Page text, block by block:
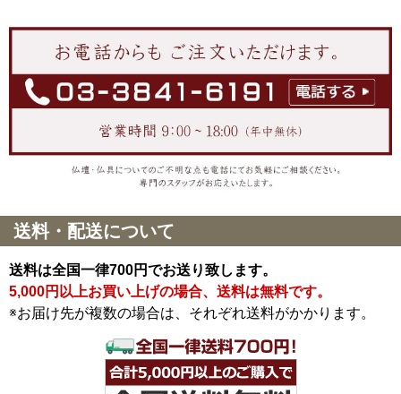
送料・配送について
送料は全国一律700円でお送り致します。
5,000円以上お買い上げの場合、送料は無料です。
※お届け先が複数の場合は、それぞれ送料がかかります。